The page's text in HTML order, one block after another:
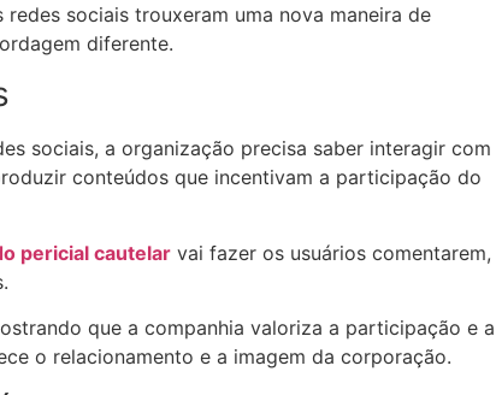
sociais trouxeram uma nova maneira de
diferente.
sociais, a organização precisa saber interagir com
conteúdos que incentivam a participação do
pericial cautelar vai fazer os usuários comentarem,
que a companhia valoriza a participação e a
o relacionamento e a imagem da corporação.